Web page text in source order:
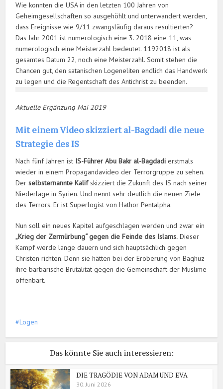
Wie konnten die USA in den letzten 100 Jahren von
Geheimgesellschaften so ausgehöhlt und unterwandert werden,
dass Ereignisse wie 9/11 zwangsläufig daraus resultierten?
Das Jahr 2001 ist numerologisch eine 3. 2018 eine 11, was
numerologisch eine Meisterzahl bedeutet. 1192018 ist als
gesamtes Datum 22, noch eine Meisterzahl. Somit stehen die
Chancen gut, den satanischen Logeneliten endlich das Handwerk
zu legen und die Regentschaft des Antichrist zu beenden.
Aktuelle Ergänzung Mai 2019
Mit einem Video skizziert al-Bagdadi die neue
Strategie des IS
Nach fünf Jahren ist IS-Führer Abu Bakr al-Bagdadi erstmals
wieder in einem Propagandavideo der Terrorgruppe zu sehen.
Derselbsternannte Kalifskizziert die Zukunft des IS nach seiner
Niederlage in Syrien. Und nennt sehr deutlich die neuen Ziele
des Terrors. Er ist Superlogist von Hathor Pentalpha.
Nun soll ein neues Kapitel aufgeschlagen werden und zwar ein
„Krieg der Zermürbung“ gegen die Feinde des Islams. Dieser
Kampf werde lange dauern und sich hauptsächlich gegen
Christen richten. Denn sie hätten bei der Eroberung von Baghuz
ihre barbarische Brutalität gegen die Gemeinschaft der Muslime
offenbart.
Logen
Das könnte Sie auch interessieren:
DIE TRAGÖDIE VON ADAM UND EVA
30. Juni 2026